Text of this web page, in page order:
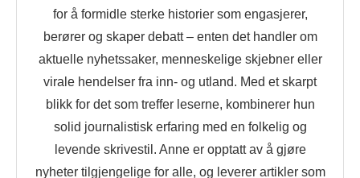
for å formidle sterke historier som engasjerer,
berører og skaper debatt – enten det handler om
aktuelle nyhetssaker, menneskelige skjebner eller
virale hendelser fra inn- og utland. Med et skarpt
blikk for det som treffer leserne, kombinerer hun
solid journalistisk erfaring med en folkelig og
levende skrivestil. Anne er opptatt av å gjøre
nyheter tilgjengelige for alle, og leverer artikler som